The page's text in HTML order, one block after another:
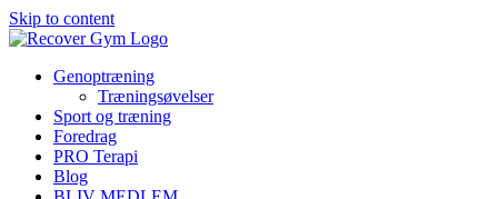
Skip to content
Genoptræning
Træningsøvelser
Sport og træning
Foredrag
PRO Terapi
Blog